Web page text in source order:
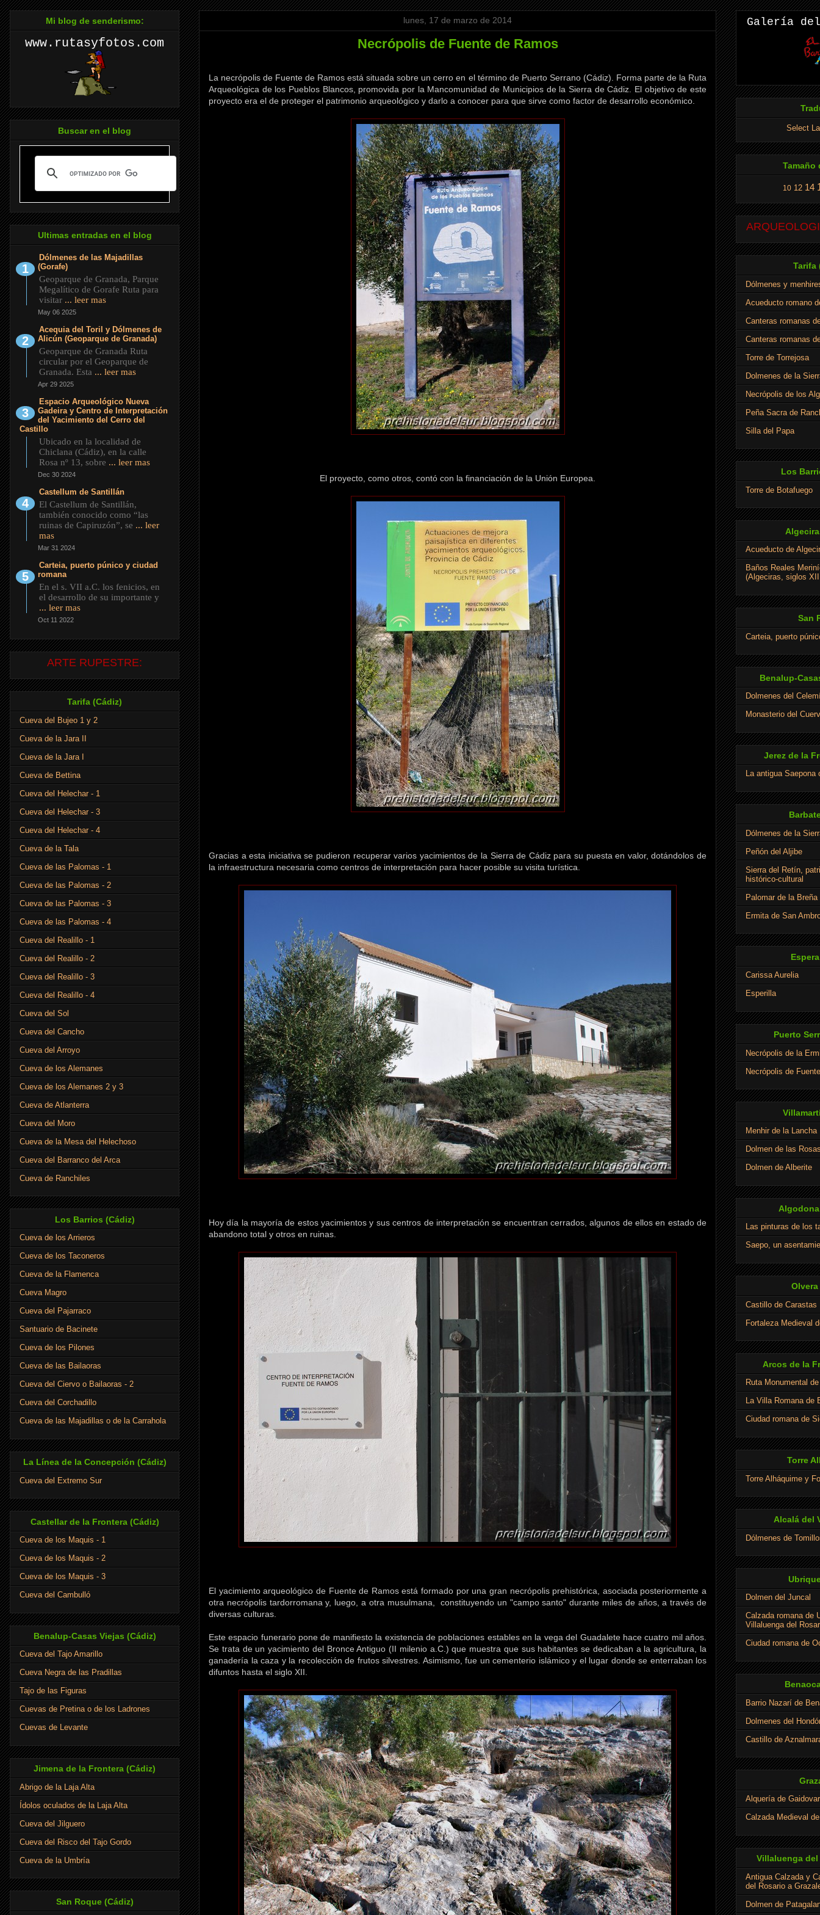
lunes, 17 de marzo de 2014
Necrópolis de Fuente de Ramos
La necrópolis de Fuente de Ramos está situada sobre un cerro en el término de Puerto Serrano (Cádiz). Forma parte de la Ruta
Arqueológica de los Pueblos Blancos, promovida por la Mancomunidad de Municipios de la Sierra de Cádiz. El objetivo de este
proyecto era el de proteger el patrimonio arqueológico y darlo a conocer para que sirve como factor de desarrollo económico.
El proyecto, como otros, contó con la financiación de la Unión Europea.
Gracias a esta iniciativa se pudieron recuperar varios yacimientos de la Sierra de Cádiz para su puesta en valor, dotándolos de
la infraestructura necesaria como centros de interpretación para hacer posible su visita turística.
Hoy día la mayoría de estos yacimientos y sus centros de interpretación se encuentran cerrados, algunos de ellos en estado de
abandono total y otros en ruinas.
El yacimiento arqueológico de Fuente de Ramos está formado por una gran necrópolis prehistórica, asociada posteriormente a
otra necrópolis tardorromana y, luego, a otra musulmana, constituyendo un "campo santo" durante miles de años, a través de
diversas culturas.
Este espacio funerario pone de manifiesto la existencia de poblaciones estables en la vega del Guadalete hace cuatro mil años.
Se trata de un yacimiento del Bronce Antiguo (II milenio a.C.) que muestra que sus habitantes se dedicaban a la agricultura, la
ganadería la caza y la recolección de frutos silvestres. Asimismo, fue un cementerio islámico y el lugar donde se enterraban los
difuntos hasta el siglo XII.
Mi blog de senderismo:
www.rutasyfotos.com
Buscar en el blog
Ultimas entradas en el blog
Dólmenes de las Majadillas
(Gorafe)
Geoparque de Granada, Parque
Megalítico de Gorafe Ruta para
visitar ... leer mas
May 06 2025
Acequia del Toril y Dólmenes de
Alicún (Geoparque de Granada)
Geoparque de Granada Ruta
circular por el Geoparque de
Granada. Esta ... leer mas
Apr 29 2025
Espacio Arqueológico Nueva
Gadeira y Centro de Interpretación
del Yacimiento del Cerro del
Castillo
Ubicado en la localidad de
Chiclana (Cádiz), en la calle
Rosa nº 13, sobre ... leer mas
Dec 30 2024
Castellum de Santillán
El Castellum de Santillán,
también conocido como “las
ruinas de Capiruzón”, se ... leer
mas
Mar 31 2024
Carteia, puerto púnico y ciudad
romana
En el s. VII a.C. los fenicios, en
el desarrollo de su importante y
... leer mas
Oct 11 2022
ARTE RUPESTRE:
Tarifa (Cádiz)
Cueva del Bujeo 1 y 2
Cueva de la Jara II
Cueva de la Jara I
Cueva de Bettina
Cueva del Helechar - 1
Cueva del Helechar - 3
Cueva del Helechar - 4
Cueva de la Tala
Cueva de las Palomas - 1
Cueva de las Palomas - 2
Cueva de las Palomas - 3
Cueva de las Palomas - 4
Cueva del Realillo - 1
Cueva del Realillo - 2
Cueva del Realillo - 3
Cueva del Realillo - 4
Cueva del Sol
Cueva del Cancho
Cueva del Arroyo
Cueva de los Alemanes
Cueva de los Alemanes 2 y 3
Cueva de Atlanterra
Cueva del Moro
Cueva de la Mesa del Helechoso
Cueva del Barranco del Arca
Cueva de Ranchiles
Los Barrios (Cádiz)
Cueva de los Arrieros
Cueva de los Taconeros
Cueva de la Flamenca
Cueva Magro
Cueva del Pajarraco
Santuario de Bacinete
Cueva de los Pilones
Cueva de las Bailaoras
Cueva del Ciervo o Bailaoras - 2
Cueva del Corchadillo
Cueva de las Majadillas o de la Carrahola
La Línea de la Concepción (Cádiz)
Cueva del Extremo Sur
Castellar de la Frontera (Cádiz)
Cueva de los Maquis - 1
Cueva de los Maquis - 2
Cueva de los Maquis - 3
Cueva del Cambulló
Benalup-Casas Viejas (Cádiz)
Cueva del Tajo Amarillo
Cueva Negra de las Pradillas
Tajo de las Figuras
Cuevas de Pretina o de los Ladrones
Cuevas de Levante
Jimena de la Frontera (Cádiz)
Abrigo de la Laja Alta
Ídolos oculados de la Laja Alta
Cueva del Jilguero
Cueva del Risco del Tajo Gordo
Cueva de la Umbría
San Roque (Cádiz)
Galería
Select
Tamaño
10 12 14
Tarifa
Dólmenes y
Acueducto romano
Canteras romanas
Canteras romanas
Torre de Torrejosa
Dolmenes de la
Necrópolis de los
Peña Sacra de
Silla del Papa
Los
Torre de Botafuego
Acueducto de
Baños Reales
(Algeciras, siglos
San
Carteia, puerto
Benalup-
Dolmenes del
Monasterio del
Jerez de la
La antigua Saepona
Dólmenes de la
Peñón del Aljibe
Sierra del Retín,
histórico-cultural
Palomar de la Breña
Ermita de San
Carissa Aurelia
Esperilla
Puerto
Necrópolis de la
Necrópolis de
Menhir de la Lancha
Dolmen de las
Dolmen de Alberite
Las pinturas de los
Saepo, un
Castillo de Carastas
Fortaleza Medieval
Arcos de la
Ruta Monumental
La Villa Romana de
Ciudad romana de
Torre
Torre Alháquime y
Alcalá del
Dólmenes de
Dolmen del Juncal
Calzada romana de
Villaluenga del
Ciudad romana de
Barrio Nazarí de
Dolmenes del
Castillo de
Alquería de Gaidovar
Calzada Medieval
Villaluenga
Antigua Calzada y
del Rosario a
Dolmen de